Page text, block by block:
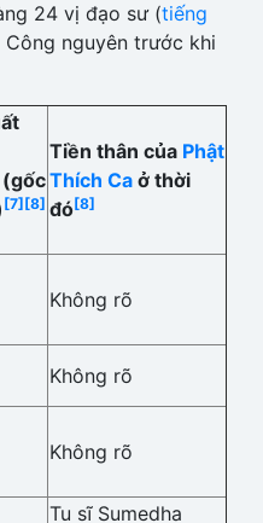
24 vị đạo sư (tiếng
nguyên trước khi
(gốc
[7][8]
Tiền thân của Phật
Thích Ca ở thời
đó[8]
Không rõ
Không rõ
Không rõ
Tu sĩ Sumedha